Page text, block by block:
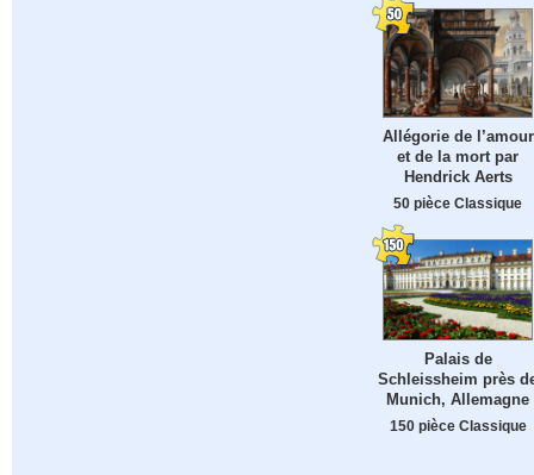
Allégorie de l’amour
et de la mort par
Hendrick Aerts
50 pièce Classique
Palais de
Schleissheim près
Munich, Allemagne
150 pièce Classique